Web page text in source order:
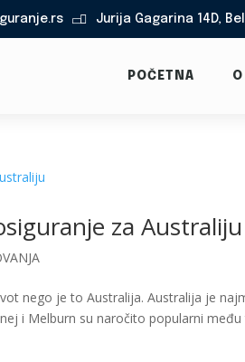
 Jurija Gagarina 14D,
POČETNA
za Australiju
nego je to Australija. Australija je
i Melburn su naročito popularni